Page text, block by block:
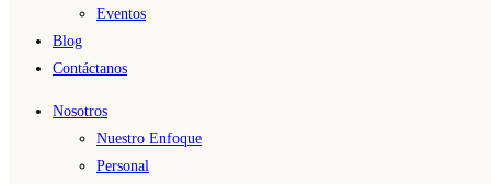
Eventos
Blog
Contáctanos
Nosotros
Nuestro Enfoque
Personal